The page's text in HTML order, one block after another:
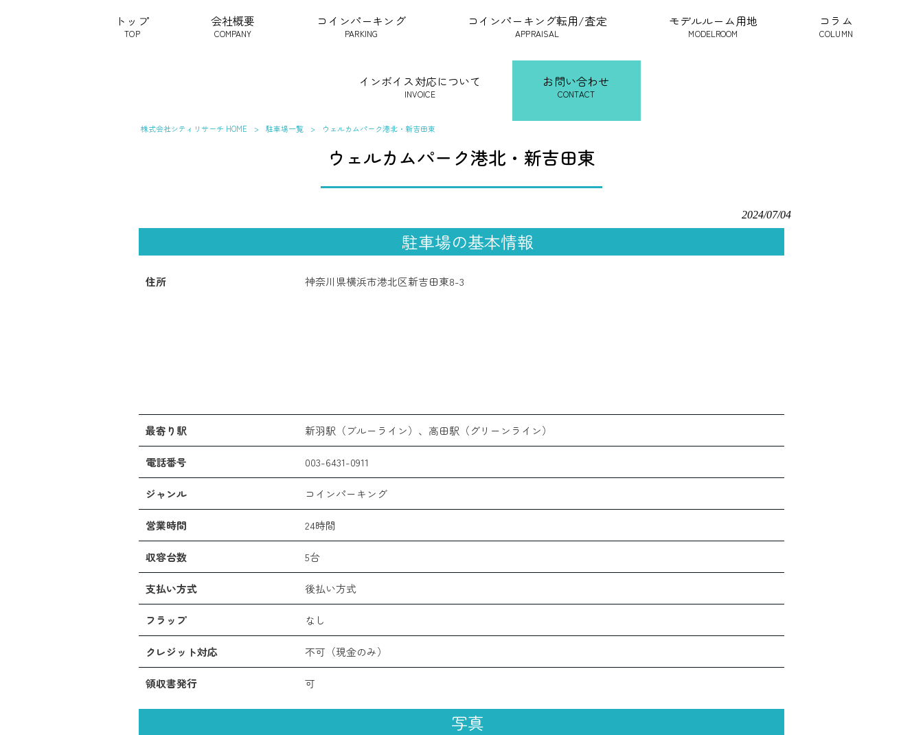
トップ
TOP
会社概要
COMPANY
コインパーキング
PARKING
コインパーキング転用/査定
APPRAISAL
モデルルーム用地
MODELROOM
コラム
COLUMN
インボイス対応について
INVOICE
お問い合わせ
CONTACT
株式会社シティリサーチ HOME > 駐車場一覧 > ウェルカムパーク港北・新吉田東
ウェルカムパーク港北・新吉田東
2024/07/04
駐車場の基本情報
住所 神奈川県横浜市港北区新吉田東8-3
最寄り駅 新羽駅（ブルーライン）、高田駅（グリーンライン）
電話番号 003-6431-0911
ジャンル コインパーキング
営業時間 24時間
収容台数 5台
支払い方式 後払い方式
フラップ なし
クレジット対応 不可（現金のみ）
領収書発行 可
写真